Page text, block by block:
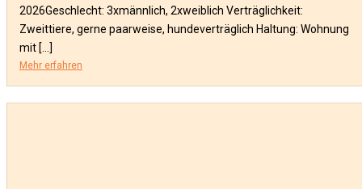
2026Geschlecht: 3xmännlich, 2xweiblich Verträglichkeit:
Zweittiere, gerne paarweise, hundeverträglich Haltung: Wohnung
mit […]
Mehr erfahren